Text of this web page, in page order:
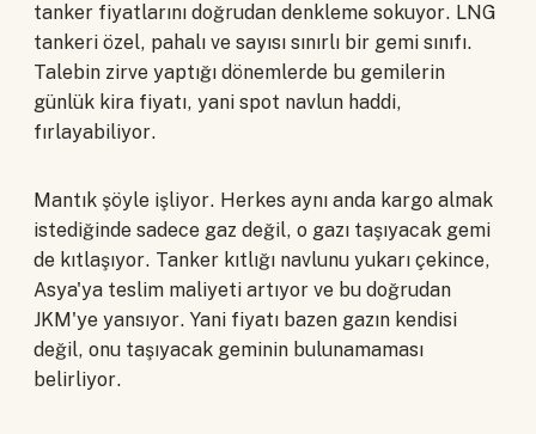
tanker fiyatlarını doğrudan denkleme sokuyor. LNG
tankeri özel, pahalı ve sayısı sınırlı bir gemi sınıfı.
Talebin zirve yaptığı dönemlerde bu gemilerin
günlük kira fiyatı, yani spot navlun haddi,
fırlayabiliyor.
Mantık şöyle işliyor. Herkes aynı anda kargo almak
istediğinde sadece gaz değil, o gazı taşıyacak gemi
de kıtlaşıyor. Tanker kıtlığı navlunu yukarı çekince,
Asya'ya teslim maliyeti artıyor ve bu doğrudan
JKM'ye yansıyor. Yani fiyatı bazen gazın kendisi
değil, onu taşıyacak geminin bulunamaması
belirliyor.